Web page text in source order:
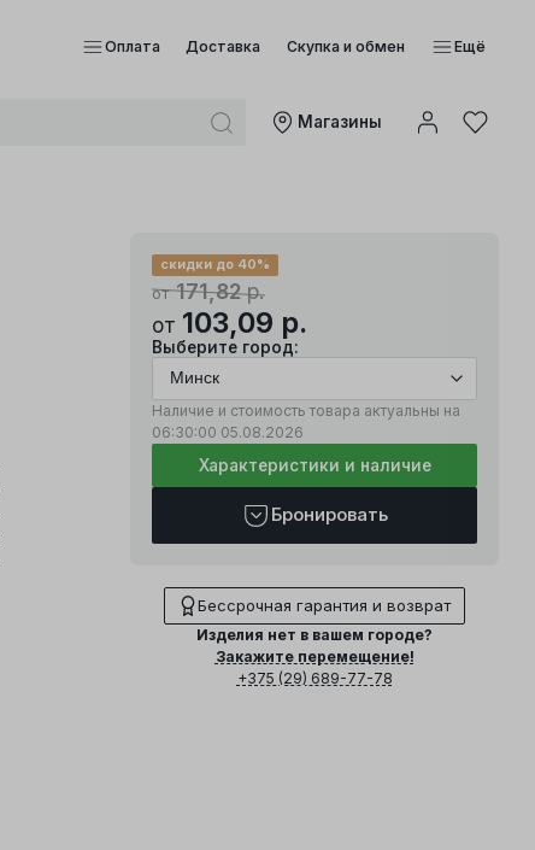
Оплата Доставка Скупка и обмен Ещё
Mагазины
от171,82р.
скидки до 40%
от 103,09 р.
Выберите город:
Наличие и стоимость товара актуальны на
06:30:00 05.08.2026
Характеристики и наличие
Бронировать
Бессрочная гарантия и возврат
Изделия нет в вашем городе?
Закажите перемещение!
+375 (29) 689-77-78